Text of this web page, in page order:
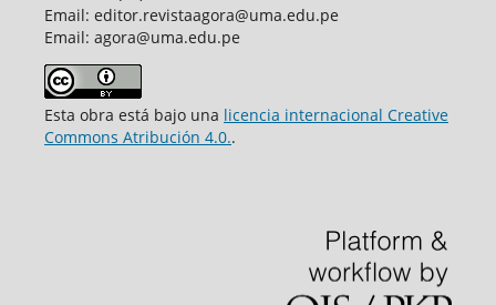
Email: editor.revistaagora@uma.edu.pe
Email: agora@uma.edu.pe
Esta obra está bajo una licencia internacional Creative
Commons Atribución 4.0..